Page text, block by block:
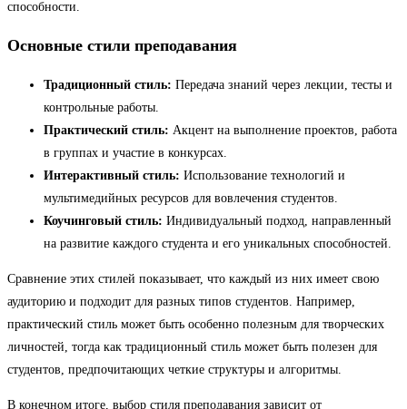
способности.
Основные стили преподавания
Традиционный стиль: Передача знаний через лекции, тесты и
контрольные работы.
Практический стиль: Акцент на выполнение проектов, работа
в группах и участие в конкурсах.
Интерактивный стиль: Использование технологий и
мультимедийных ресурсов для вовлечения студентов.
Коучинговый стиль: Индивидуальный подход, направленный
на развитие каждого студента и его уникальных способностей.
Сравнение этих стилей показывает, что каждый из них имеет свою
аудиторию и подходит для разных типов студентов. Например,
практический стиль может быть особенно полезным для творческих
личностей, тогда как традиционный стиль может быть полезен для
студентов, предпочитающих четкие структуры и алгоритмы.
В конечном итоге, выбор стиля преподавания зависит от